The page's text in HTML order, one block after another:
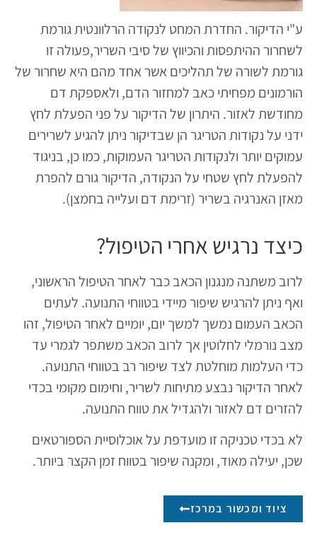
ע"י הדיקור. החדרת המחט לנקודה הרלוונטית גורמת
לשחרור ההיתפסות והכיווץ של סיבי השריר,פעולה זו
גורמת לשורה של תהליכים אשר אחד מהם היא שחרור של
הורמונים מפחיתי כאב למחזור הדם, ולאספקת דם
מחודשת לאזור. היתרון של הדיקור על פני הפעלת לחץ
ידני על נקודות הטריגר הן שבדיקור ניתן להגיע לשרירים
עמוקים יותר ולנקודות הטריגר העמוקות, כמו כן, בניגוד
להפעלת לחץ שטחי על הנקודה, הדיקור גורם להפרת
מאזן האנרגיה בשריר (זרימת דם ועלייה בחמצן).
כיצד נרגיש אחרי הטיפול?
לרוב משתנה מנגנון הכאב כבר לאחר הטיפול הראשוני,
ואף ניתן להרגיש שיפור מיידי בטווחי התנועה. לעתים
הכאב העמום נמשך למשך יום, יומיים לאחר הטיפול, זהו
מצב נורמלי לחלוטין אך לרוב הכאב משתפר לגמרי עד
כדי העלמות מוחלטת לצד שיפור רב בטווחי התנועה.​
לאחר הדיקור ​נבצע מתיחות לשריר, וחימום מקומי בכדי
להזרים דם לאזור ולהגדיל את טווח התנועה.​
לא בכדי טכניקה זו מועדפת על אוכלוסיית הספורטאים
שכן, יעילה מאוד, ומקנה שיפור בטווח זמן הקצר ביותר.
ציוד ומכשור במרכז